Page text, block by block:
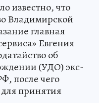
известно, что
Владимирской
главная
Евгения
об
(УДО) экс-
после чего
принятия